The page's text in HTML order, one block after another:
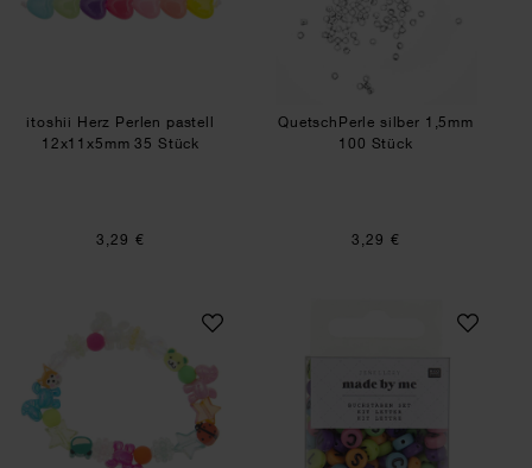
itoshii Herz Perlen pastell
12x11x5mm 35 Stück
3,29 €
QuetschPerle silber 1,5mm
100 Stück
3,29 €
itoshii Mini Perlen Armband Set TiereBuchstaben